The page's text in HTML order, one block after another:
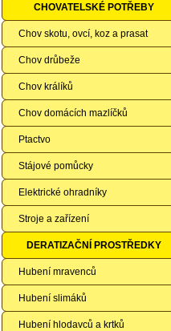
CHOVATELSKÉ POTŘEBY
Chov skotu, ovcí, koz a prasat
Chov drůbeže
Chov králíků
Chov domácích mazlíčků
Ptactvo
Stájové pomůcky
Elektrické ohradníky
Stroje a zařízení
DERATIZAČNÍ PROSTŘEDKY
Hubení mravenců
Hubení slimáků
Hubení hlodavců a krtků